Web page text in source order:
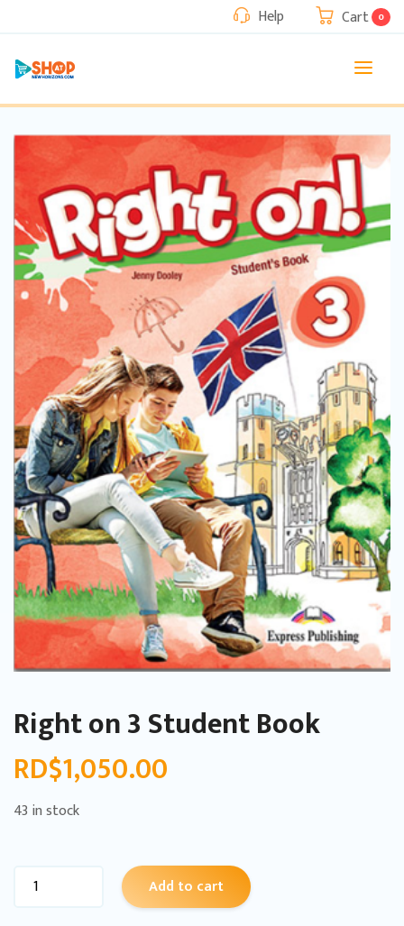
Help Cart 0
Right on 3 Student Book
RD$1,050.00
43 in stock
Add to cart